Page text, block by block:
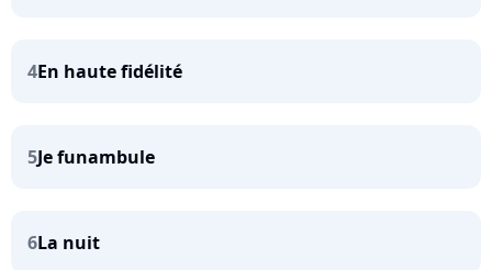
4En haute fidélité
5Je funambule
6La nuit